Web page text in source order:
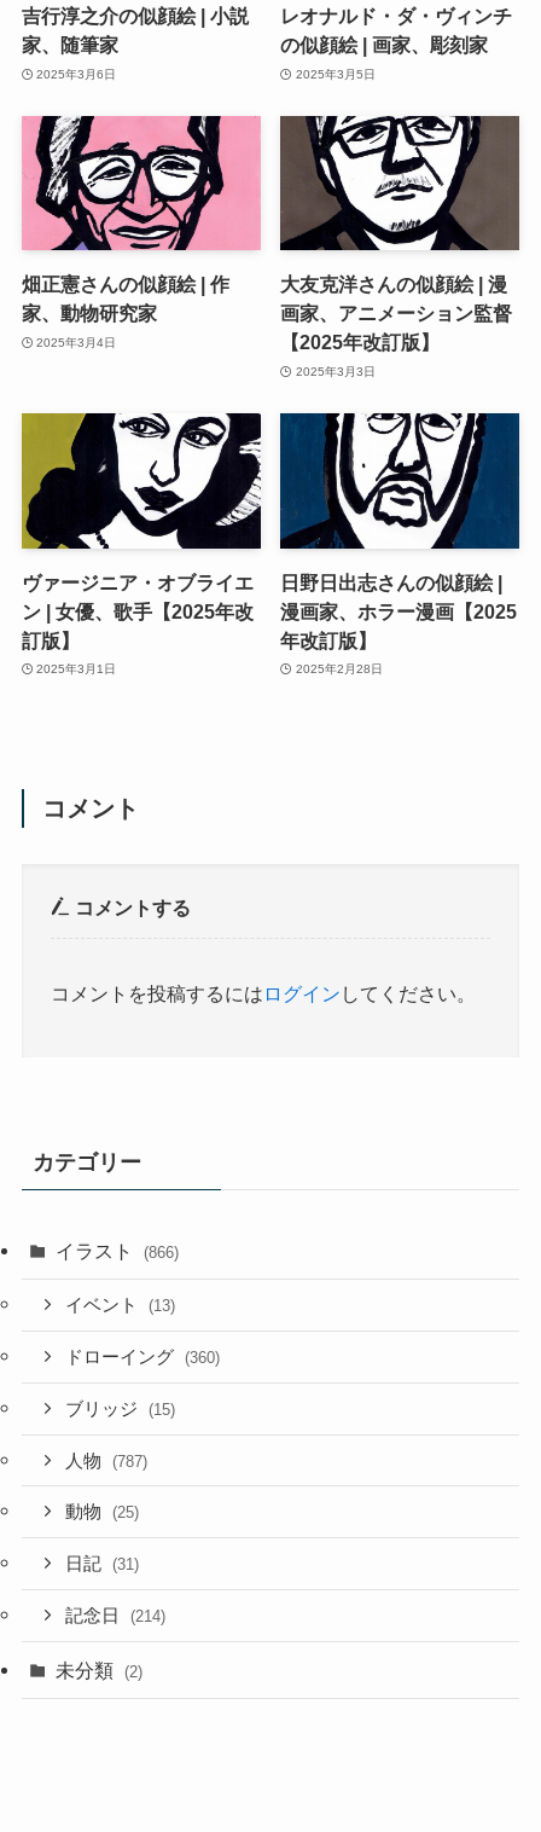
吉行淳之介の似顔絵 | 小説
家、随筆家
2025年3月6日
レオナルド・ダ・ヴィンチ
の似顔絵 | 画家、彫刻家
2025年3月5日
畑正憲さんの似顔絵 | 作
家、動物研究家
2025年3月4日
大友克洋さんの似顔絵 | 漫
画家、アニメーション監督
【2025年改訂版】
2025年3月3日
ヴァージニア・オブライエ
ン | 女優、歌手【2025年改
訂版】
2025年3月1日
日野日出志さんの似顔絵 |
漫画家、ホラー漫画【2025
年改訂版】
2025年2月28日
コメント
コメントする
コメントを投稿するには ログイン してください。
カテゴリー
イラスト (866)
イベント (13)
ドローイング (360)
ブリッジ (15)
人物 (787)
動物 (25)
日記 (31)
記念日 (214)
未分類 (2)